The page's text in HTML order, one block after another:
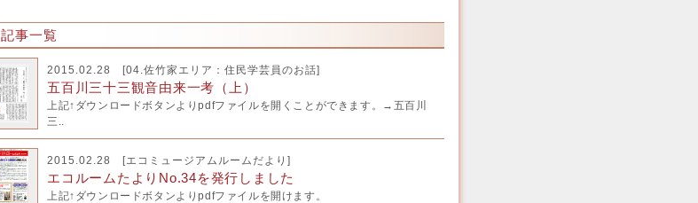
記事一覧
2015.02.28 [04.佐竹家エリア：住民学芸員のお話]
五百川三十三観音由来一考（上）
上記↑ダウンロードボタンよりpdfファイルを開くことができます。→五百川
三..
2015.02.28 [エコミュージアムルームだより ]
エコルームたよりNo.34を発行しました
上記↑ダウンロードボタンよりpdfファイルを開けます。